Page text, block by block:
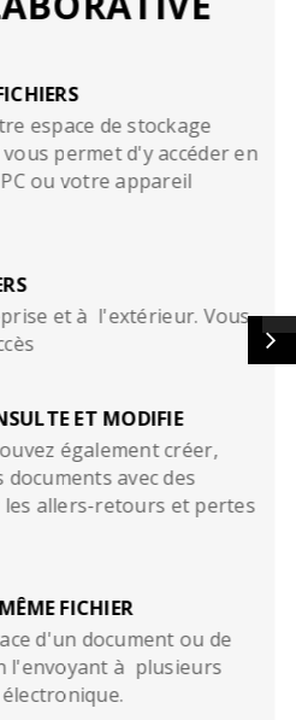
espace de stockage
permet d'y accéder en
ou votre appareil
et à l'extérieur. Vous
ET MODIFIE
également créer,
avec des
allers-retours et pertes
FICHIER
d'un document ou de
l'envoyant à plusieurs